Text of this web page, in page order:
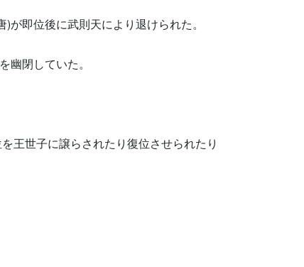
即位後に武則天により退けられた。
閉していた。
王世子に譲らされたり復位させられたり